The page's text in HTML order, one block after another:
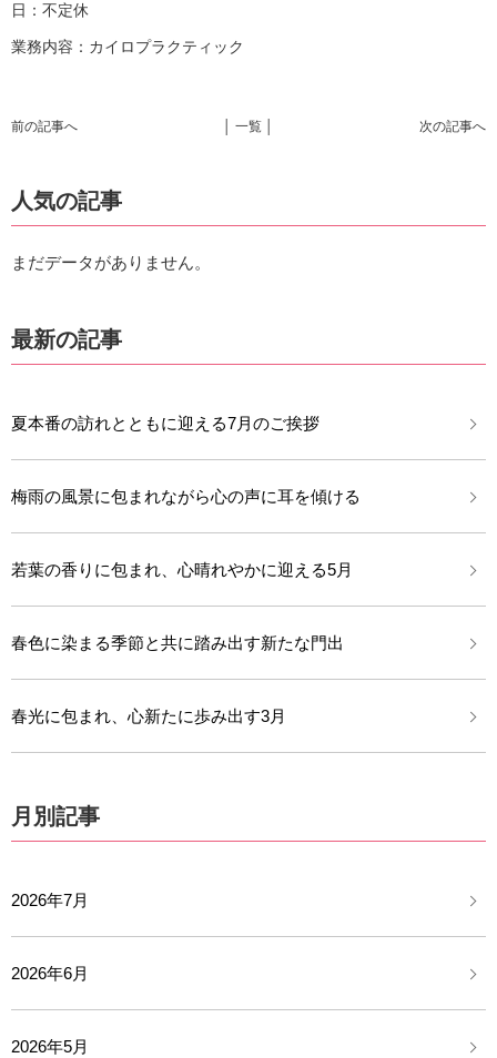
日：不定休
業務内容：カイロプラクティック
前の記事へ 次の記事へ
│ 一覧 │
人気の記事
まだデータがありません。
最新の記事
夏本番の訪れとともに迎える7月のご挨拶
梅雨の風景に包まれながら心の声に耳を傾ける
若葉の香りに包まれ、心晴れやかに迎える5月
春色に染まる季節と共に踏み出す新たな門出
春光に包まれ、心新たに歩み出す3月
月別記事
2026年7月
2026年6月
2026年5月